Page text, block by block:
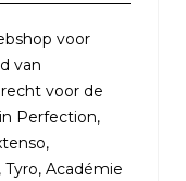
voor
van
voor de
Perfection,
Académie